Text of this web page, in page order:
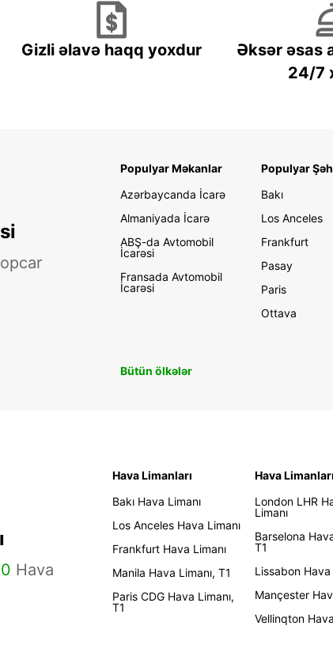
Gizli əlavə haqq yoxdur
Əksər əsas
24/7
Populyar Məkanlar
Azərbaycanda İcarə
Almaniyada İcarə
ABŞ-da Avtomobil
İcarəsi
Fransada Avtomobil
İcarəsi
Populyar
Bakı
Los Anceles
Frankfurt
Pasay
Paris
Ottava
Bütün ölkələr
Hava
Hava Limanları
Bakı Hava Limanı
Los Anceles Hava Limanı
Frankfurt Hava Limanı
Manila Hava Limanı, T1
Paris CDG Hava Limanı,
T1
Hava Limanları
London LHR
Limanı
Barselona
T1
Lissabon Hava
Mançester
Vellinqton